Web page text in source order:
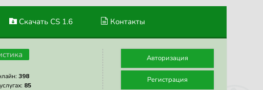
Скачать CS 1.6 Контакты
398
85
Авторизация
Регистрация